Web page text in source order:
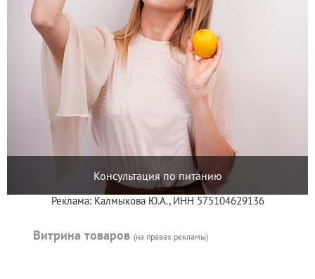
Консультация по питанию
Реклама: Калмыкова Ю.А., ИНН 575104629136
Витрина товаров (на правах рекламы)